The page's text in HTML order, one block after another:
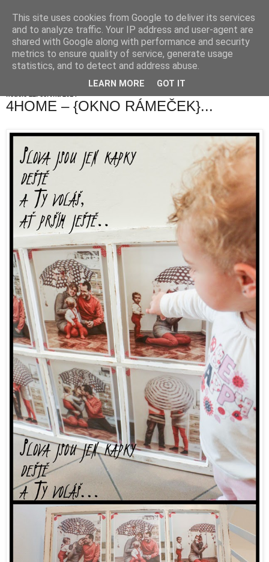
4HOME – {OKNO RÁMEČEK}...
This site uses cookies from Google to deliver its services
and to analyze traffic. Your IP address and user-agent are
shared with Google along with performance and security
metrics to ensure quality of service, generate usage
statistics, and to detect and address abuse.
LEARN MORE GOT IT